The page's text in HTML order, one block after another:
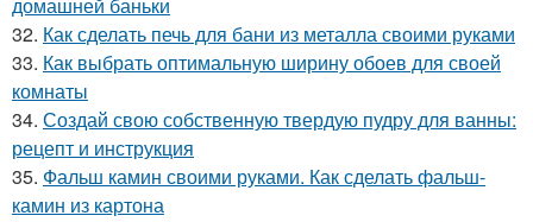
32. Как сделать печь для бани из металла своими руками
33. Как выбрать оптимальную ширину обоев для своей
комнаты
34. Создай свою собственную твердую пудру для ванны:
рецепт и инструкция
35. Фальш камин своими руками. Как сделать фальш-
камин из картона